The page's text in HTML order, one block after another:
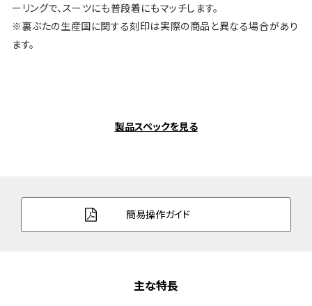
ーリングで、スーツにも普段着にもマッチします。
※裏ぶたの生産国に関する刻印は実際の商品と異なる場合があり
ます。
製品スペックを見る
簡易操作ガイド
主な特長